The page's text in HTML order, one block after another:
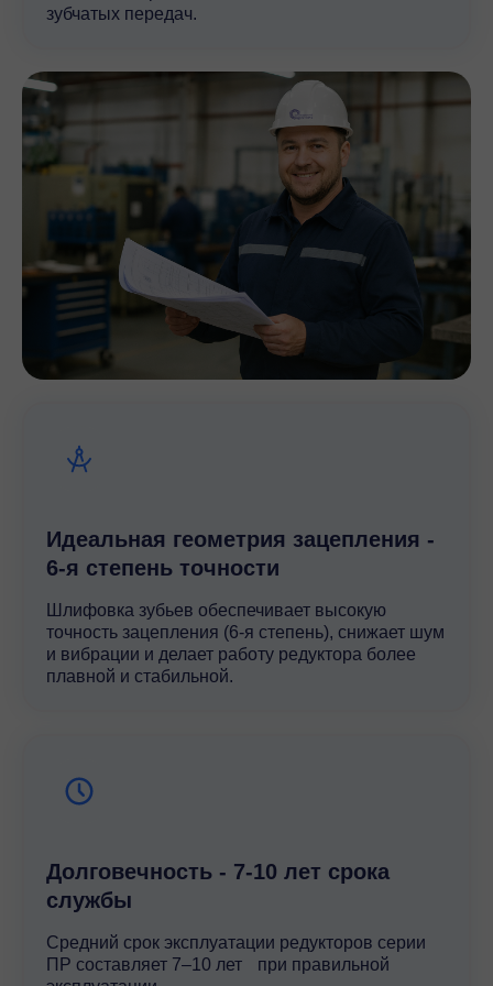
Приводы просты в управлении, обслуживании,
круглосуточно с редкими остановками. Допускаются
непродолжительные перегрузки в 2 раза больше
номинальных при пуске и остановке двигателя
зубчатых передач.
Идеальная геометрия зацепления -
6-я степень точности
Шлифовка зубьев обеспечивает высокую
точность зацепления (6-я степень), снижает шум
и вибрации и делает работу редуктора более
плавной и стабильной.
Долговечность - 7-10 лет срока
службы
Средний срок эксплуатации редукторов серии
ПР составляет 7–10 лет при правильной